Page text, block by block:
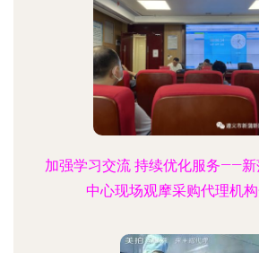
加强学习交流 持续优化服务——
中心现场观摩采购代理机